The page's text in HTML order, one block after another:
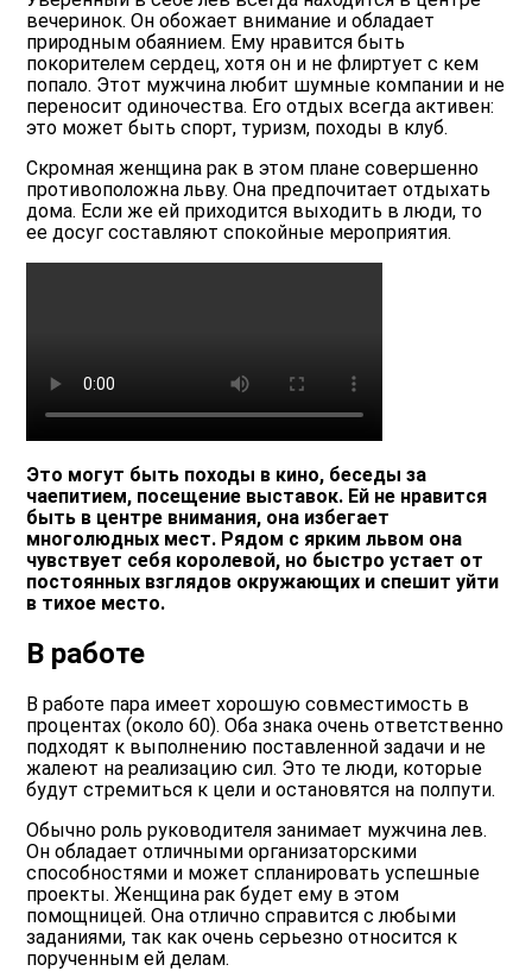
вечеринок. Он обожает внимание и обладает
природным обаянием. Ему нравится быть
покорителем сердец, хотя он и не флиртует с кем
попало. Этот мужчина любит шумные компании и не
переносит одиночества. Его отдых всегда активен:
это может быть спорт, туризм, походы в клуб.
Скромная женщина рак в этом плане совершенно
противоположна льву. Она предпочитает отдыхать
дома. Если же ей приходится выходить в люди, то
ее досуг составляют спокойные мероприятия.
Это могут быть походы в кино, беседы за
чаепитием, посещение выставок. Ей не нравится
быть в центре внимания, она избегает
многолюдных мест. Рядом с ярким львом она
чувствует себя королевой, но быстро устает от
постоянных взглядов окружающих и спешит уйти
в тихое место.
В работе
В работе пара имеет хорошую совместимость в
процентах (около 60). Оба знака очень ответственно
подходят к выполнению поставленной задачи и не
жалеют на реализацию сил. Это те люди, которые
будут стремиться к цели и остановятся на полпути.
Обычно роль руководителя занимает мужчина лев.
Он обладает отличными организаторскими
способностями и может спланировать успешные
проекты. Женщина рак будет ему в этом
помощницей. Она отлично справится с любыми
заданиями, так как очень серьезно относится к
порученным ей делам.